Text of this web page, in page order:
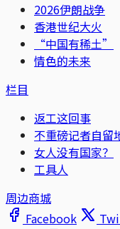
2026伊朗战争
香港世纪大火
“中国有稀土”
情色的未来
栏目
返工这回事
不重磅记者自留
女人没有国家？
工具人
周边商城
Facebook